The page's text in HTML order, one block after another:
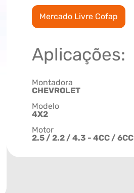
Mercado Livre Cofap
Aplicações:
Montadora
CHEVROLET
Modelo
4X2
Motor
2.5 / 2.2 / 4.3 - 4CC / 6CC